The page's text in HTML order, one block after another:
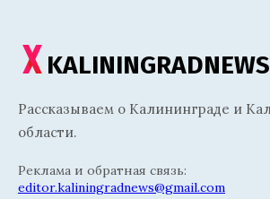
Рассказываем о Калининграде и
области.
Реклама и обратная связь:
editor.kaliningradnews@gmail.com